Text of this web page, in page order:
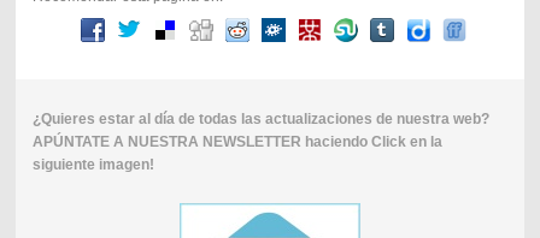
¿Quieres estar al día de todas las actualizaciones de nuestra web?
APÚNTATE A NUESTRA NEWSLETTER haciendo Click en la
siguiente imagen!